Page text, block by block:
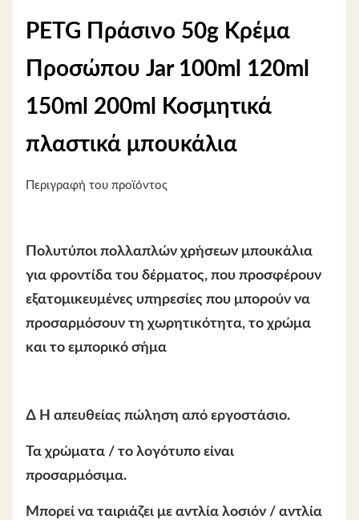
PETG Πράσινο 50g Κρέμα
Προσώπου Jar 100ml 120ml
150ml 200ml Κοσμητικά
πλαστικά μπουκάλια
Περιγραφή του προϊόντος
Πολυτύποι πολλαπλών χρήσεων μπουκάλια
για φροντίδα του δέρματος, που προσφέρουν
εξατομικευμένες υπηρεσίες που μπορούν να
προσαρμόσουν τη χωρητικότητα, το χρώμα
και το εμπορικό σήμα
∆ Η απευθείας πώληση από εργοστάσιο.
Τα χρώματα / το λογότυπο είναι
προσαρμόσιμα.
Μπορεί να ταιριάζει με αντλία λοσιόν / αντλία